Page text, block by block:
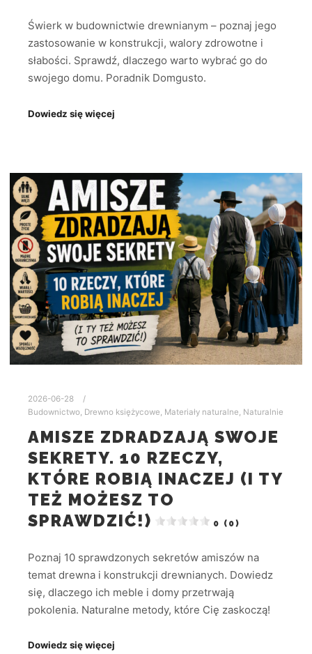
Świerk w budownictwie drewnianym – poznaj jego
zastosowanie w konstrukcji, walory zdrowotne i
słabości. Sprawdź, dlaczego warto wybrać go do
swojego domu. Poradnik Domgusto.
Dowiedz się więcej
2026-06-28
Budownictwo Drewno księżycowe Materiały naturalne Naturalnie
AMISZE ZDRADZAJĄ SWOJE
SEKRETY. 10 RZECZY,
KTÓRE ROBIĄ INACZEJ (I TY
TEŻ MOŻESZ TO
SPRAWDZIĆ!)
0 (0)
Poznaj 10 sprawdzonych sekretów amiszów na
temat drewna i konstrukcji drewnianych. Dowiedz
się, dlaczego ich meble i domy przetrwają
pokolenia. Naturalne metody, które Cię zaskoczą!
Dowiedz się więcej